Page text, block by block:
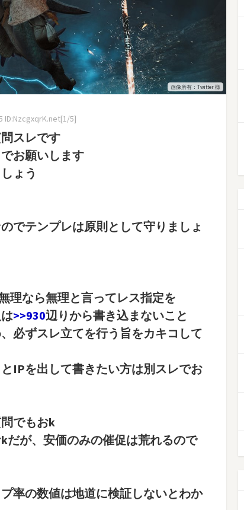
画像所有：Twitter 様
ID:NzcgxqrK.net[1/5]
スレです
お願いします
ょう
でテンプレは原則として守りましょ
理なら無理と言ってレス指定を
>>930辺りから書き込まないこと
必ずスレ立てを行う旨をカキコして
IPを出して書きたい方は別スレでお
でもおk
だが、安価のみの催促は荒れるので
率の数値は地道に検証しないとわか